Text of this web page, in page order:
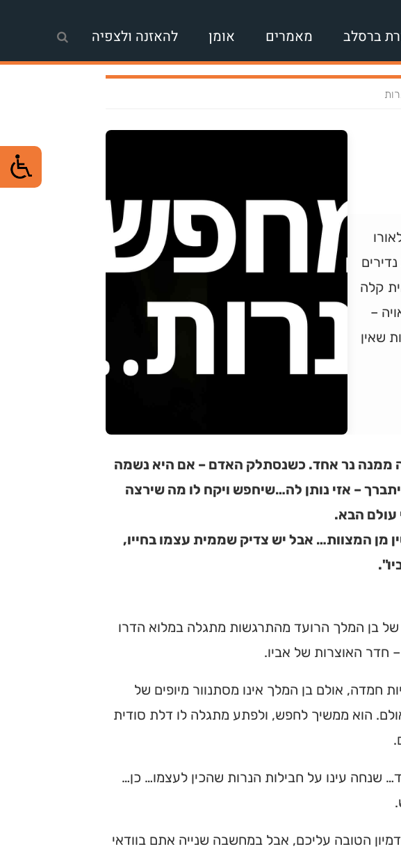
ברסלב מאמרים אומן להאזנה ולצפיה
קלה
–
שאין
ממנה נר אחד. כשנסתלק האדם – אם היא נשמה
– אזי נותן לה…שיחפש ויקח לו מה שירצה
עולם הבא.
מן המצוות… אבל יש צדיק שממית עצמו בחייו,
בן המלך הרועד מהתרגשות מתגלה במלוא הדרו
– חדר האוצרות של אביו.
חמדה, אולם בן המלך אינו מסתנוור מיופים של
הוא ממשיך לחפש, ולפתע מתגלה לו דלת סודית
שנחה עינו על חבילות הנרות שהכין לעצמו… כן…
הטובה עליכם, אבל במחשבה שנייה אתם בוודאי